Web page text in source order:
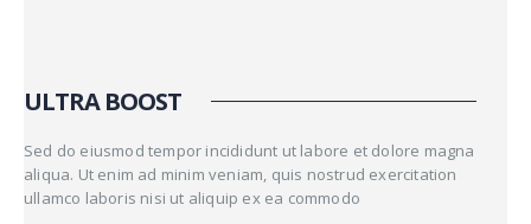
ULTRA BOOST
Sed do eiusmod tempor incididunt ut labore et dolore magna
aliqua. Ut enim ad minim veniam, quis nostrud exercitation
ullamco laboris nisi ut aliquip ex ea commodo